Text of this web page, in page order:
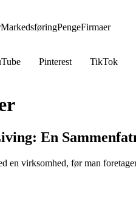
MarkedsføringPengeFirmaer
Pinterest TikTok
En
en virksomhed, før man